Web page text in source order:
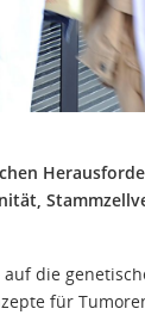
die
für